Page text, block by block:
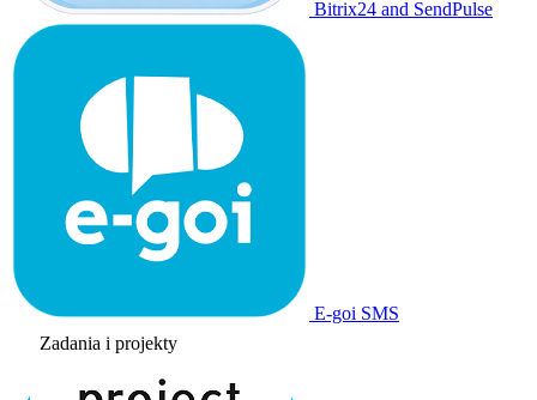
Bitrix24 and SendPulse
E-goi SMS
Zadania i projekty